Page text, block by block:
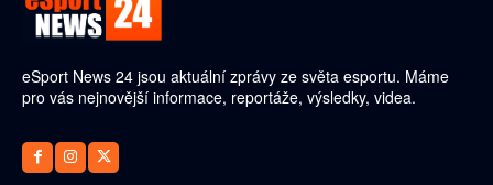
eSport News 24 jsou aktuální zprávy ze světa esportu. Máme
pro vás nejnovější informace, reportáže, výsledky, videa.